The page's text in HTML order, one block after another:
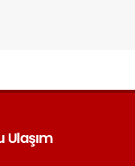
Ulaşım